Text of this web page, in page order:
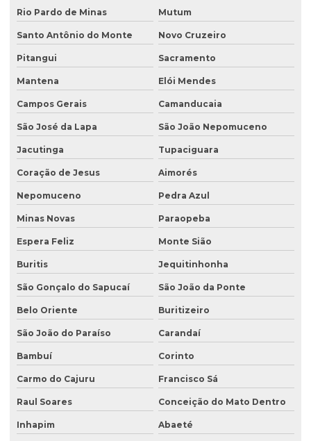
Licenciamento ambiental industrial
Licenciamento ambiental para lava jatos
Licenciamento ambiental licença prévia
Licenciamento ambiental para loteamento
Licenciamento ambiental para loteamento urbano
Licenciamento ambiental para mineração
Licenciamento ambiental para movimentação de terra
Licenciamento ambiental de oficina mecânica
Licenciamento ambiental para postos de combustíveis
Licenciamento ambiental de rodovias
Licenciamento ambiental trifásico
Licenciamento ambiental em unidades de conservação
Licenciamento ambiental urbano
Monitoramento de efluentes
Monitoramento de efluentes líquidos
Passivo ambiental investigação detalhada
Rio Pardo de Minas Mutum
Santo Antônio do Monte Novo Cruzeiro
Pitangui Sacramento
Mantena Elói Mendes
Campos Gerais Camanducaia
São José da Lapa São João Nepomuceno
Jacutinga Tupaciguara
Coração de Jesus Aimorés
Nepomuceno Pedra Azul
Minas Novas Paraopeba
Espera Feliz Monte Sião
Buritis Jequitinhonha
São Gonçalo do Sapucaí São João da Ponte
Belo Oriente Buritizeiro
São João do Paraíso Carandaí
Bambuí Corinto
Carmo do Cajuru Francisco Sá
Raul Soares Conceição do Mato Dentro
Inhapim Abaeté